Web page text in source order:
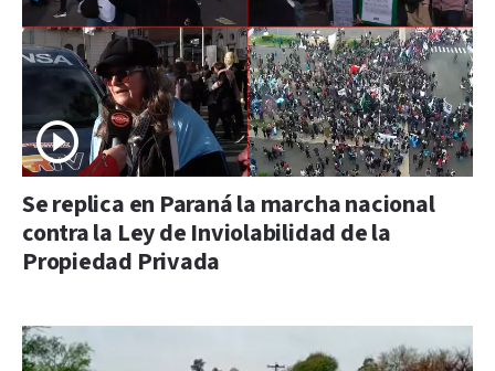
Se replica en Paraná la marcha nacional
contra la Ley de Inviolabilidad de la
Propiedad Privada